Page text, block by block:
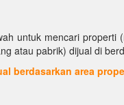
untuk mencari properti
atau pabrik) dijual di
berdasarkan area